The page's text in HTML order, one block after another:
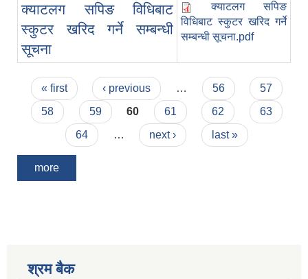
क्याटलग सपिङ विधिबाट
स्कुटर खरिद गर्ने सम्बन्धी
सूचना
क्याटलग सपिङ
विधिबाट स्कुटर खरिद गर्ने
सम्बन्धी सूचना.pdf
Pages
« first ‹ previous … 56
57
58
59 60 61 62
63
64
… next › last »
more
श्रम बैक